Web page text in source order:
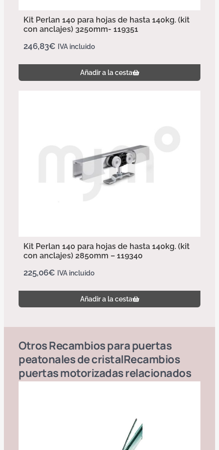
Kit Perlan 140 para hojas de hasta 140kg. (kit
con anclajes) 3250mm- 119351
246,83€ IVA incluido
Añadir a la cesta
Kit Perlan 140 para hojas de hasta 140kg. (kit
con anclajes) 2850mm – 119340
225,06€ IVA incluido
Añadir a la cesta
OtrosRecambios para puertas
peatonales de cristalRecambios
puertas motorizadasrelacionados